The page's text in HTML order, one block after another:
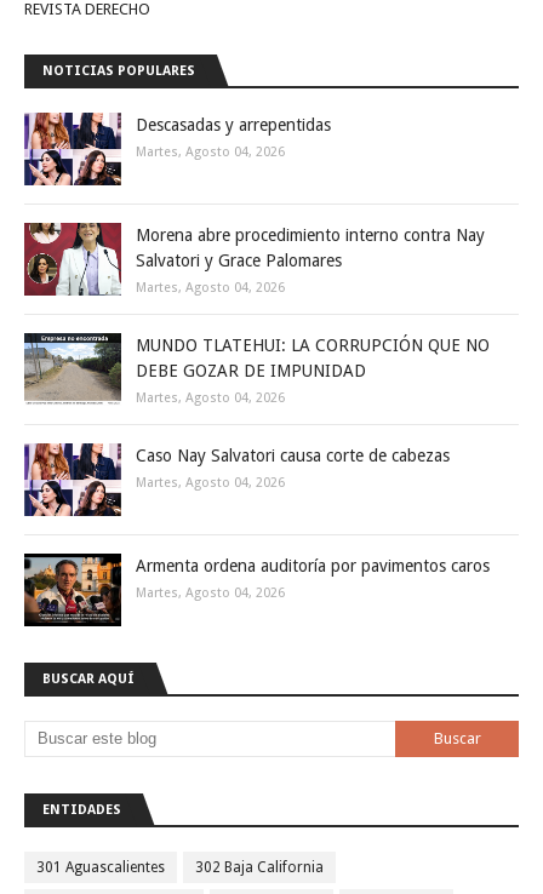
REVISTA DERECHO
NOTICIAS POPULARES
Descasadas y arrepentidas
Martes, Agosto 04, 2026
Morena abre procedimiento interno contra Nay
Salvatori y Grace Palomares
Martes, Agosto 04, 2026
MUNDO TLATEHUI: LA CORRUPCIÓN QUE NO
DEBE GOZAR DE IMPUNIDAD
Martes, Agosto 04, 2026
Caso Nay Salvatori causa corte de cabezas
Martes, Agosto 04, 2026
Armenta ordena auditoría por pavimentos caros
Martes, Agosto 04, 2026
BUSCAR AQUÍ
ENTIDADES
301 Aguascalientes 302 Baja California